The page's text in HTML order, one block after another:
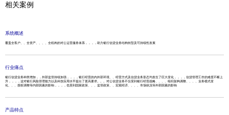
相关案例
系统概述
覆盖全客户、、全资产、、、、全机构的对公运营服务体系，，，，助力银行信贷业务结构转型及可持续性发展
行业痛点
银行信贷业务种类增加，，外部监管持续加强，，，，银行经营的内外部环境、、经营方式及信贷业务形态均发生了巨大变化，，，，信贷管理工作的难度不断上
升，，，，这对银行风险管理能力以及科技应用水平提出了更高要求。。。对公信贷业务不仅受到银行经营战略、、、、组织架构调整、、、、业务模式变
化、、、授权调整等内部因素的影响，，，，也受到国家政策、、、监管政策、、宏观经济、、、、市场状况等外部因素的影响
产品特点